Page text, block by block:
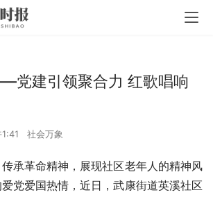
党建引领聚合力 红歌唱响
社会万象
承革命精神，展现社区老年人的精神风
党爱国热情，近日，武康街道英溪社区